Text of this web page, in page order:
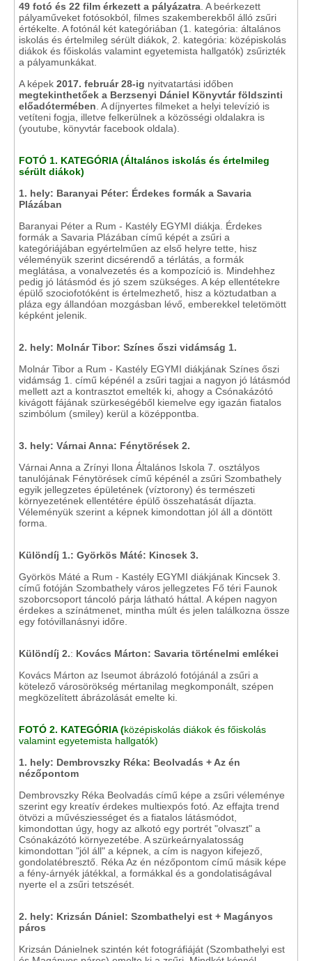
49 fotó és 22 film érkezett a pályázatra . A beérkezett
pályaműveket fotósokból, filmes szakemberekből álló zsűri
értékelte. A fotónál két kategóriában (1. kategória: általános
iskolás és értelmileg sérült diákok, 2. kategória: középiskolás
diákok és főiskolás valamint egyetemista hallgatók) zsűrizték
a pályamunkákat.
A képek 2017. február 28-ig nyitvatartási időben
megtekinthetőek a Berzsenyi Dániel Könyvtár földszinti
előadótermében . A díjnyertes filmeket a helyi televízió is
vetíteni fogja, illetve felkerülnek a közösségi oldalakra is
(youtube, könyvtár facebook oldala).
FOTÓ 1. KATEGÓRIA (Általános iskolás és értelmileg
sérült diákok)
1. hely: Baranyai Péter: Érdekes formák a Savaria
Plázában
Baranyai Péter a Rum - Kastély EGYMI diákja. Érdekes
formák a Savaria Plázában című képét a zsűri a
kategóriájában egyértelműen az első helyre tette, hisz
véleményük szerint dicsérendő a térlátás, a formák
meglátása, a vonalvezetés és a kompozíció is. Mindehhez
pedig jó látásmód és jó szem szükséges. A kép ellentétekre
épülő szociofotóként is értelmezhető, hisz a köztudatban a
pláza egy állandóan mozgásban lévő, emberekkel teletömött
képként jelenik.
2. hely: Molnár Tibor: Színes őszi vidámság 1.
Molnár Tibor a Rum - Kastély EGYMI diákjának Színes őszi
vidámság 1. című képénél a zsűri tagjai a nagyon jó látásmód
mellett azt a kontrasztot emelték ki, ahogy a Csónakázótó
kivágott fájának szürkeségéből kiemelve egy igazán fiatalos
szimbólum (smiley) kerül a középpontba.
3. hely: Várnai Anna: Fénytörések 2.
Várnai Anna a Zrínyi Ilona Általános Iskola 7. osztályos
tanulójának Fénytörések című képénél a zsűri Szombathely
egyik jellegzetes épületének (víztorony) és természeti
környezetének ellentétére épülő összehatását díjazta.
Véleményük szerint a képnek kimondottan jól áll a döntött
forma.
Különdíj 1.: Györkös Máté: Kincsek 3.
Györkös Máté a Rum - Kastély EGYMI diákjának Kincsek 3.
című fotóján Szombathely város jellegzetes Fő téri Faunok
szoborcsoport táncoló párja látható háttal. A képen nagyon
érdekes a színátmenet, mintha múlt és jelen találkozna össze
egy fotóvillanásnyi időre.
Különdíj 2.: Kovács Márton: Savaria történelmi emlékei
Kovács Márton az Iseumot ábrázoló fotójánál a zsűri a
kötelező városörökség mértanilag megkomponált, szépen
megközelített ábrázolását emelte ki.
FOTÓ 2. KATEGÓRIA (középiskolás diákok és főiskolás
valamint egyetemista hallgatók)
1. hely: Dembrovszky Réka: Beolvadás + Az én
nézőpontom
Dembrovszky Réka Beolvadás című képe a zsűri véleménye
szerint egy kreatív érdekes multiexpós fotó. Az effajta trend
ötvözi a művésziességet és a fiatalos látásmódot,
kimondottan úgy, hogy az alkotó egy portrét "olvaszt" a
Csónakázótó környezetébe. A szürkeárnyalatosság
kimondottan "jól áll" a képnek, a cím is nagyon kifejező,
gondolatébresztő. Réka Az én nézőpontom című másik képe
a fény-árnyék játékkal, a formákkal és a gondolatiságával
nyerte el a zsűri tetszését.
2. hely: Krizsán Dániel: Szombathelyi est + Magányos
páros
Krizsán Dánielnek szintén két fotográfiáját (Szombathelyi est